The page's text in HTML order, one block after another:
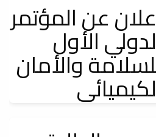
عن المؤتمر
الأول
والأمان
والبيولوجي